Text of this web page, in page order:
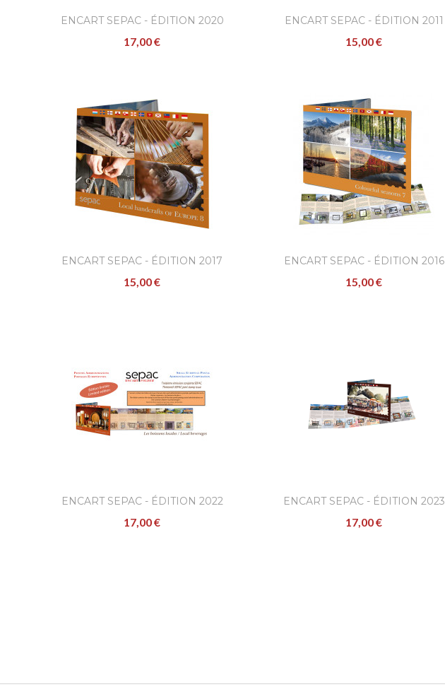
ENCART SEPAC - ÉDITION 2020
17,00 €
ENCART SEPAC - ÉDITION 2011
15,00 €
ENCART SEPAC - ÉDITION 2017
15,00 €
ENCART SEPAC - ÉDITION 2016
15,00 €
ENCART SEPAC - ÉDITION 2022
17,00 €
ENCART SEPAC - ÉDITION 2023
17,00 €